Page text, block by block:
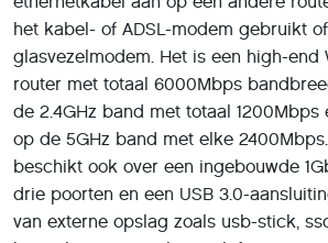
het kabel- of ADSL-modem gebruikt
glasvezelmodem. Het is een high-end
router met totaal 6000Mbps
de 2.4GHz band met totaal 1200Mbps
op de 5GHz band met elke
beschikt ook over een ingebouwde
drie poorten en een USB 3.0-
van externe opslag zoals usb-stick,